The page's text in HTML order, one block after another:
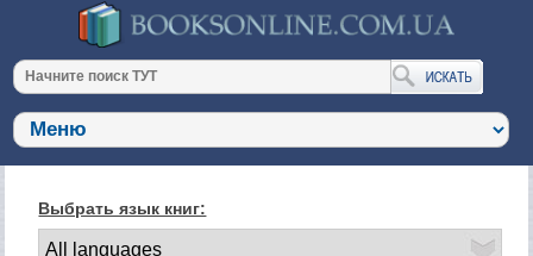
Выбрать язык книг: